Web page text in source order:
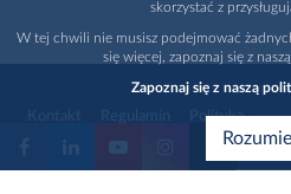
Polityka
prywatności
skorzystać z
W tej chwili nie musisz podejmować
się więcej, zapoznaj się z
Zapoznaj się z naszą